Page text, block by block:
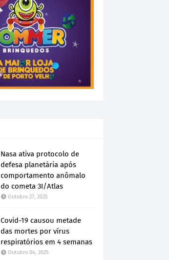
Nasa ativa protocolo de
defesa planetária após
comportamento anômalo
do cometa 3I/Atlas
Outubro 27, 2025
Covid-19 causou metade
das mortes por vírus
respiratórios em 4 semanas
Outubro 04, 2025